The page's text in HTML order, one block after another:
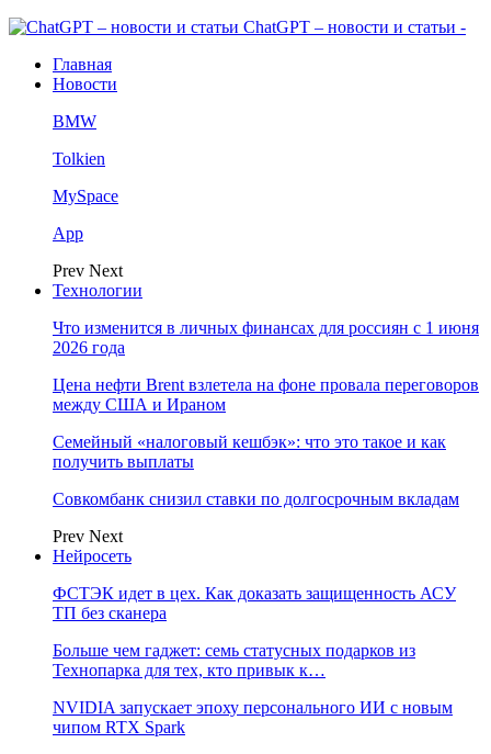
ChatGPT – новости и статьи -
Главная
Новости
BMW
Tolkien
MySpace
App
Prev Next
Технологии
Что изменится в личных финансах для россиян с 1 июня
2026 года
Цена нефти Brent взлетела на фоне провала переговоров
между США и Ираном
Семейный «налоговый кешбэк»: что это такое и как
получить выплаты
Совкомбанк снизил ставки по долгосрочным вкладам
Prev Next
Нейросеть
ФСТЭК идет в цех. Как доказать защищенность АСУ
ТП без сканера
Больше чем гаджет: семь статусных подарков из
Технопарка для тех, кто привык к…
NVIDIA запускает эпоху персонального ИИ с новым
чипом RTX Spark